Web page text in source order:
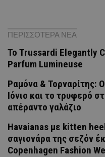
ΠΕΡΙΣΣΟΤΕΡΑ ΝΕΑ
Το Trussardi Elegantly
Parfum Lumineuse
Ραμόνα & Τορναρίτης:
Ιόνιο και το τρυφερό
απέραντο γαλάζιο
Havaianas με kitten
σαγιονάρα της σεζόν
Copenhagen Fashion